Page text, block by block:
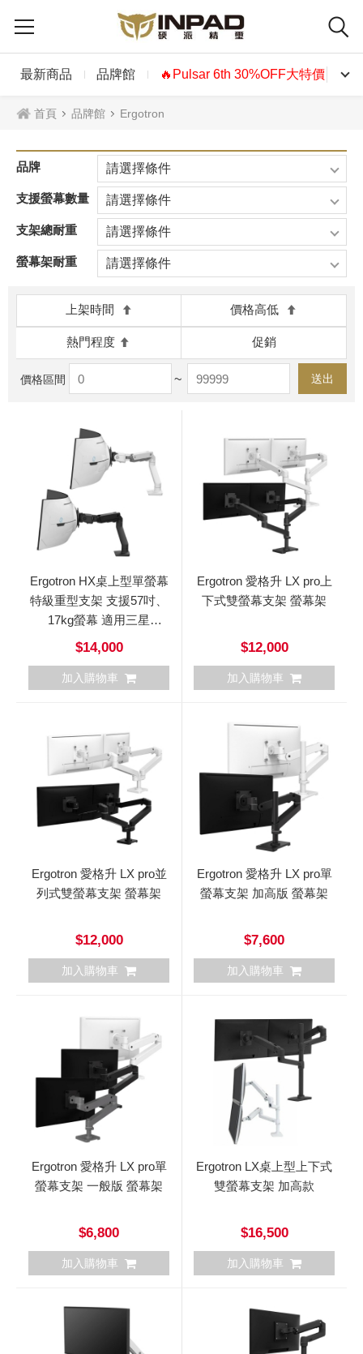
最新商品 品牌館 🔥Pulsar 6th 30%OFF大特價🔥
首頁 品牌館 Ergotron
品牌 請選擇條件
支援螢幕數量 請選擇條件
支架總耐重 請選擇條件
螢幕架耐重 請選擇條件
上架時間 價格高低
熱門程度 促銷
價格區間 ~ 送出
Ergotron HX桌上型單螢幕
特級重型支架 支援57吋、
17kg螢幕 適用三星
Odyssey G9系列
$14,000
加入購物車
Ergotron 愛格升 LX pro上
下式雙螢幕支架 螢幕架
$12,000
加入購物車
Ergotron 愛格升 LX pro並
列式雙螢幕支架 螢幕架
$12,000
加入購物車
Ergotron 愛格升 LX pro單
螢幕支架 加高版 螢幕架
$7,600
加入購物車
Ergotron 愛格升 LX pro單
螢幕支架 一般版 螢幕架
$6,800
加入購物車
Ergotron LX桌上型上下式
雙螢幕支架 加高款
$16,500
加入購物車